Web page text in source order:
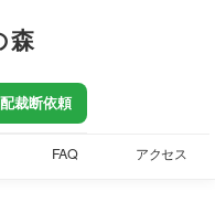
森
裁断依頼
FAQ アクセス